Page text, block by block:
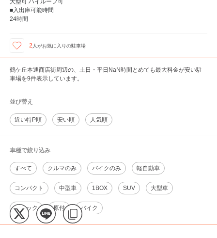
大型可 ハイルーフ可
■入出庫可能時間
24時間
2 人がお気に入りの駐車場
鶴ケ丘本通商店街周辺の、土日・平日NaN時間とめても最大料金が安い駐
車場を9件表示しています。
並び替え
近い特P順 安い順 人気順
車種で絞り込み
すべて クルマのみ バイクのみ 軽自動車
コンパクト 中型車 1BOX SUV 大型車
トラック 原付 バイク